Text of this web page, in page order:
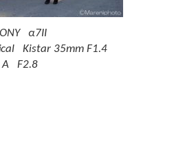
α7II
Kistar 35mm F1.4
A F2.8